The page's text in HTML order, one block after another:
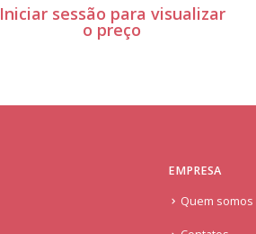
Iniciar sessão para visualizar
o preço
EMPRESA
Quem somos